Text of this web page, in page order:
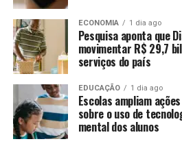
ECONOMIA 1 dia ago
Pesquisa aponta que
movimentar R$ 29,7
serviços do país
EDUCAÇÃO 1 dia ago
Escolas ampliam
sobre o uso de
mental dos alunos